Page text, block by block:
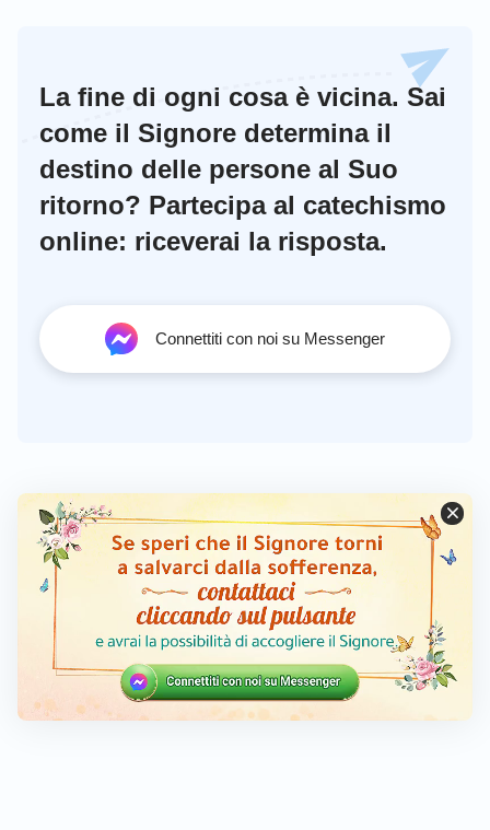
La fine di ogni cosa è vicina. Sai
come il Signore determina il
destino delle persone al Suo
ritorno? Partecipa al catechismo
online: riceverai la risposta.
Connettiti con noi su Messenger